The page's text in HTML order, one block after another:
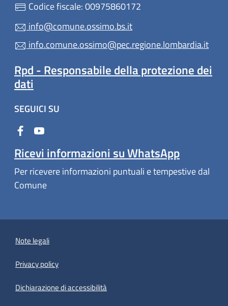
Codice fiscale: 00975860172
info@comune.ossimo.bs.it
info.comune.ossimo@pec.regione.lombardia.it
Rpd - Responsabile della protezione dei
dati
SEGUICI SU
Ricevi informazioni su WhatsApp
Per ricevere informazioni puntuali e tempestive dal
Comune
Note legali
Privacy policy
Dichiarazione di accessibilità